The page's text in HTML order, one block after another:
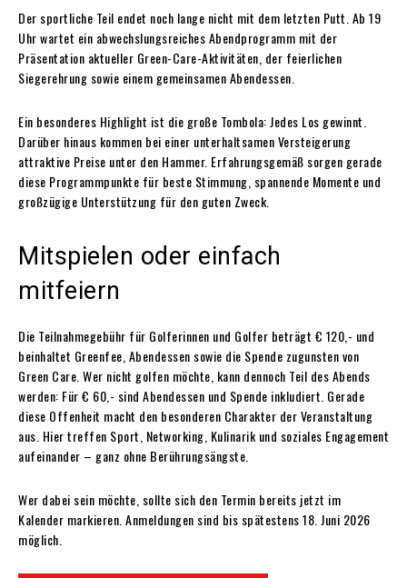
Der sportliche Teil endet noch lange nicht mit dem letzten Putt. Ab 19
Uhr wartet ein abwechslungsreiches Abendprogramm mit der
Präsentation aktueller Green-Care-Aktivitäten, der feierlichen
Siegerehrung sowie einem gemeinsamen Abendessen.
Ein besonderes Highlight ist die große Tombola: Jedes Los gewinnt.
Darüber hinaus kommen bei einer unterhaltsamen Versteigerung
attraktive Preise unter den Hammer. Erfahrungsgemäß sorgen gerade
diese Programmpunkte für beste Stimmung, spannende Momente und
großzügige Unterstützung für den guten Zweck.
Mitspielen oder einfach
mitfeiern
Die Teilnahmegebühr für Golferinnen und Golfer beträgt € 120,- und
beinhaltet Greenfee, Abendessen sowie die Spende zugunsten von
Green Care. Wer nicht golfen möchte, kann dennoch Teil des Abends
werden: Für € 60,- sind Abendessen und Spende inkludiert. Gerade
diese Offenheit macht den besonderen Charakter der Veranstaltung
aus. Hier treffen Sport, Networking, Kulinarik und soziales Engagement
aufeinander – ganz ohne Berührungsängste.
Wer dabei sein möchte, sollte sich den Termin bereits jetzt im
Kalender markieren. Anmeldungen sind bis spätestens 18. Juni 2026
möglich.